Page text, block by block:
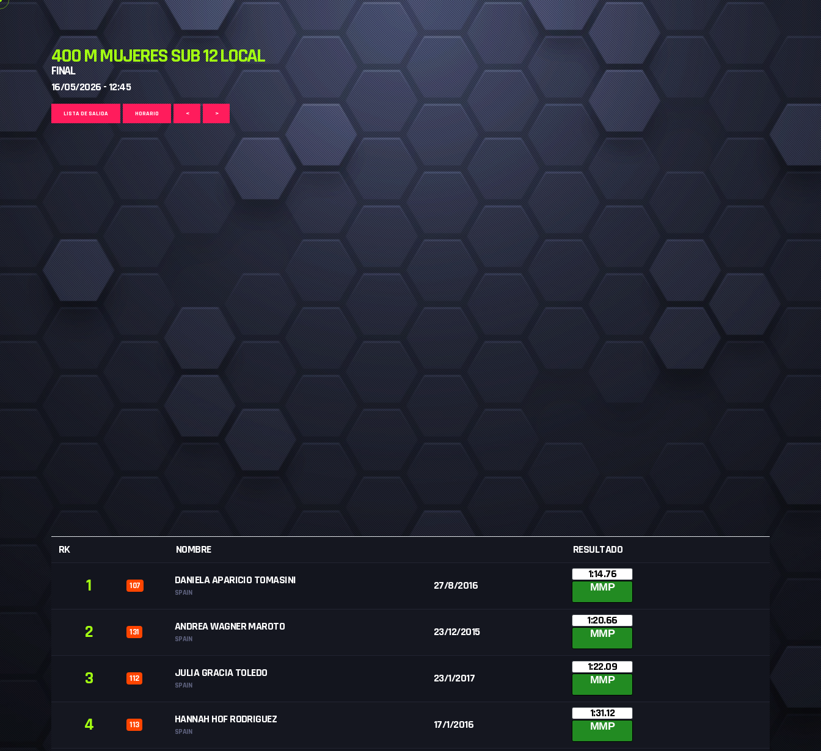
400 M MUJERES SUB 12 LOCAL
FINAL
16/05/2026 - 12:45
LISTA DE SALIDA HORARIO < >
RK NOMBRE RESULTADO
1 107 DANIELA APARICIO TOMASINI
SPAIN
27/8/2016
1:14.76
MMP
2 131 ANDREA WAGNER MAROTO
SPAIN
23/12/2015
1:20.66
MMP
3 112 JULIA GRACIA TOLEDO
SPAIN
23/1/2017
1:22.09
MMP
4 113 HANNAH HOF RODRIGUEZ
SPAIN
17/1/2016
1:31.12
MMP